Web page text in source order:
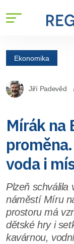
Ekonomika
Jiří Padevěd
Mírák na
voda i
Plzeň schválila
náměstí Míru
prostoru má
dětské hry i
kavárnou,